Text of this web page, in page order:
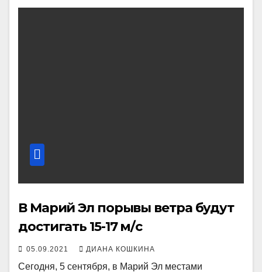
В Марий Эл порывы ветра будут
достигать 15-17 м/с
05.09.2021 ДИАНА КОШКИНА
Сегодня, 5 сентября, в Марий Эл местами